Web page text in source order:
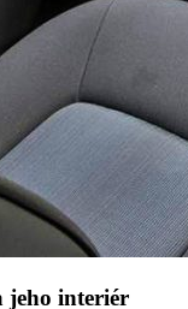
jeho interiér